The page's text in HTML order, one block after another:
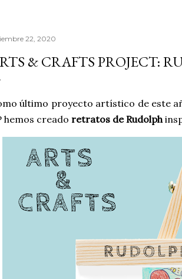
22, 2020
& CRAFTS PROJECT:
último proyecto artístico de este
hemos creado retratos de Rudolph